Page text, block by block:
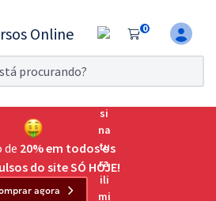
0
grátis por 7 dias!
para o Exame da
de 20% em todos os
do site SÓ HOJE!
agora